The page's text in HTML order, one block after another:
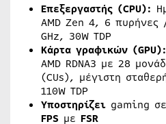
Επεξεργαστής (CPU):
AMD Zen 4, 6
GHz, 30W TDP
Κάρτα γραφικών (GPU):
AMD RDNA3 με 28
(CUs), μέγιστη
110W TDP
Υποστηρίζει gaming σε
FPS με FSR